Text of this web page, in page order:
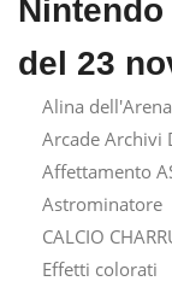
del 23
Alina dell'Arena
Arcade Archivi
Affettamento
Astrominatore
CALCIO
Effetti colorati